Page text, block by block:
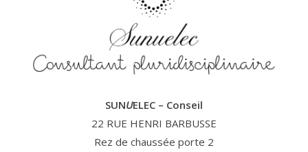
SUNUELEC – Conseil
22 RUE HENRI BARBUSSE
Rez de chaussée porte 2